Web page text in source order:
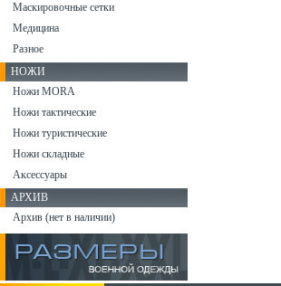
Маскировочные сетки
Медицина
Разное
НОЖИ
Ножи MORA
Ножи тактические
Ножи туристические
Ножи складные
Аксессуары
АРХИВ
Архив (нет в наличии)